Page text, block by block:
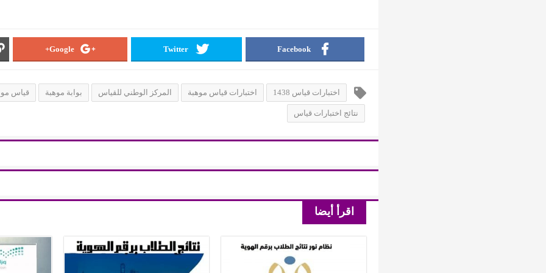
Facebook
Twitter
Google+
اختبارات قياس 1438 اختبارات قياس موهبة المركز الوطني للقياس بوابة موهبة قياس
نتائج اختبارات قياس
اقرأ أيضا